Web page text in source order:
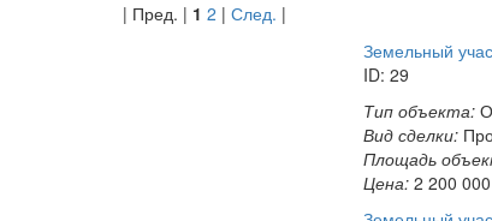
| Пред. | 1 2 | След. |
Земельный
ID: 29
Тип объекта:
Вид сделки:
Площадь
Цена: 2 200 000